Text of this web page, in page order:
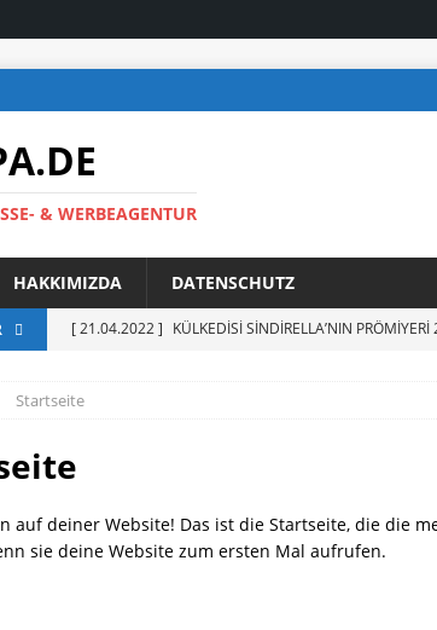
& WERBEAGENTUR
HAKKIMIZDA DATENSCHUTZ
[ 21.04.2022 ] KÜLKEDİSİ SİNDİRELLA’NIN
MENSUPLARIYLA BİR ARAYA GELDİ
[ 13.06.2021 ] DERYA ÇAĞLAR: YUVADAN
Startseite
auf deiner Website! Das ist die Startseite, die die
sie deine Website zum ersten Mal aufrufen.